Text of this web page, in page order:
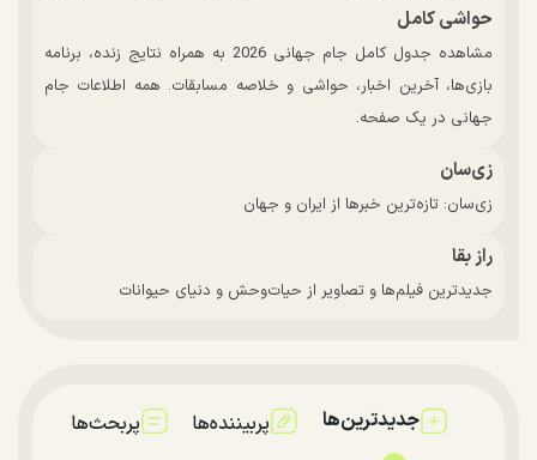
حواشی کامل
مشاهده جدول کامل جام جهانی 2026 به همراه نتایج زنده، برنامه
بازی‌ها، آخرین اخبار، حواشی و خلاصه مسابقات. همه اطلاعات جام
جهانی در یک صفحه.
زی‌سان
زی‌سان: تازه‌ترین خبرها از ایران و جهان
راز بقا
جدیدترین فیلم‌ها و تصاویر از حیات‌وحش و دنیای حیوانات
جدیدترین‌ها پربیننده‌ها پربحث‌ها